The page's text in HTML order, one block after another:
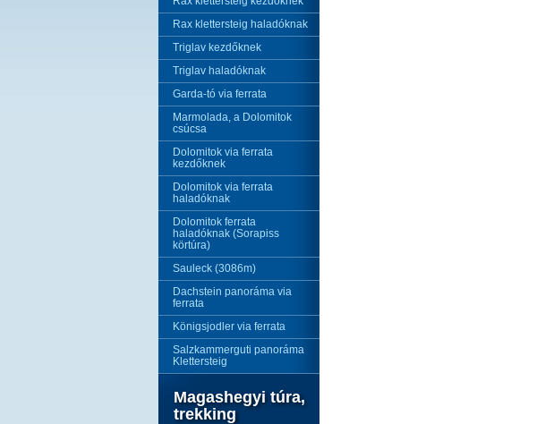
Rax klettersteig haladóknak
Triglav kezdőknek
Triglav haladóknak
Garda-tó via ferrata
Marmolada, a Dolomitok
csúcsa
Dolomitok via ferrata
kezdőknek
Dolomitok via ferrata
haladóknak
Dolomitok ferrata
haladóknak (Sorapiss
körtúra)
Sauleck (3086m)
Dachstein panoráma via
ferrata
Königsjodler via ferrata
Salzkammerguti panoráma
Klettersteig
Magashegyi túra,
trekking